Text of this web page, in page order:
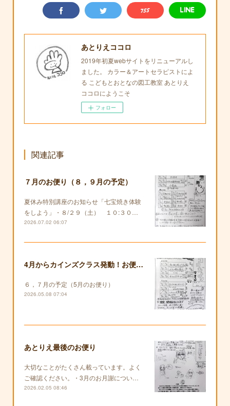
あとりえココロ
2019年初夏webサイトをリニューアルし
ました。 カラー＆アートセラピストによ
る こどもとおとなの図工教室 あとりえ
ココロにようこそ
フォロー
関連記事
７月のお便り（８，９月の予定）
夏休み特別講座のお知らせ「七宝焼き体験
をしよう」・８/２９（土） １０:３０…
2026.07.02 06:07
4月からカインズクラス発動！お便りも復活します！
６，７月の予定（5月のお便り）
2026.05.08 07:04
あとりえ最後のお便り
大切なことがたくさん載っています。よく
ご確認ください。・3月のお月謝につい…
2026.02.05 08:46